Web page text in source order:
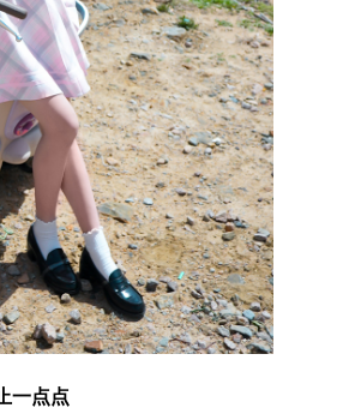
一点点